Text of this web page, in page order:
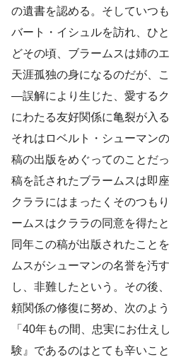
の遺書を認める。そしていつ
バート・イシュルを訪れ、ひ
どその頃、ブラームスは姉の
天涯孤独の身になるのだが、
―誤解により生じた、愛する
にわたる友好関係に亀裂が入
それはロベルト・シューマン
稿の出版をめぐってのことだ
稿を託されたブラームスは即
クララにはまったくそのつも
ームスはクララの同意を得た
同年この稿が出版されたこと
ムスがシューマンの名誉を汚
し、非難したという。その後
頼関係の修復に努め、次のよ
「40年もの間、忠実にお仕え
験』であるのはとても辛いこ